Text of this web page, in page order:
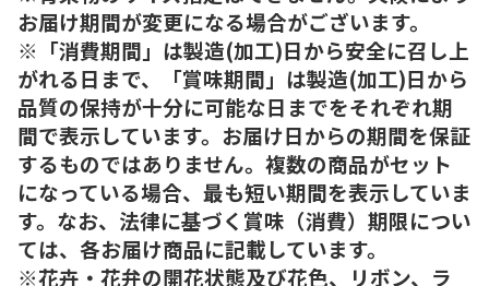
お届け期間が変更になる場合がございます。
※「消費期間」は製造(加工)日から安全に召し上
がれる日まで、「賞味期間」は製造(加工)日から
品質の保持が十分に可能な日までをそれぞれ期
間で表示しています。お届け日からの期間を保証
するものではありません。複数の商品がセット
になっている場合、最も短い期間を表示していま
す。なお、法律に基づく賞味（消費）期限につい
ては、各お届け商品に記載しています。
※花卉・花弁の開花状態及び花色、リボン、ラ